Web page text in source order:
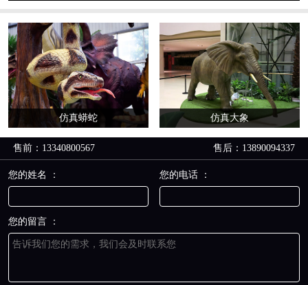
仿真蟒蛇 仿真大象
售前：13340800567 售后：13890094337
您的姓名 ： 您的电话 ：
您的留言 ：